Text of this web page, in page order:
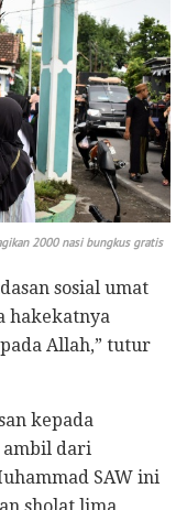
2000 nasi bungkus gratis
sosial umat
hakekatnya
Allah,” tutur
kepada
ambil dari
SAW ini